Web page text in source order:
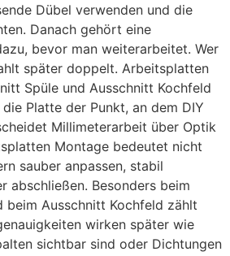
Dübel verwenden und die
Danach gehört eine
bevor man weiterarbeitet. Wer
später doppelt. Arbeitsplatten
Spüle und Ausschnitt Kochfeld
Platte der Punkt, an dem DIY
Millimeterarbeit über Optik
Montage bedeutet nicht
sauber anpassen, stabil
abschließen. Besonders beim
beim Ausschnitt Kochfeld zählt
wirken später wie
sichtbar sind oder Dichtungen